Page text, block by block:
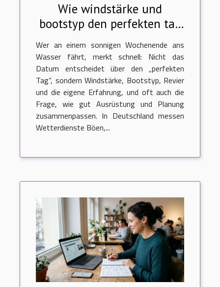
Wie windstärke und
bootstyp den perfekten tag
auf dem wasser prägen
Wer an einem sonnigen Wochenende ans
Wasser fährt, merkt schnell: Nicht das
Datum entscheidet über den „perfekten
Tag“, sondern Windstärke, Bootstyp, Revier
und die eigene Erfahrung, und oft auch die
Frage, wie gut Ausrüstung und Planung
zusammenpassen. In Deutschland messen
Wetterdienste Böen,...